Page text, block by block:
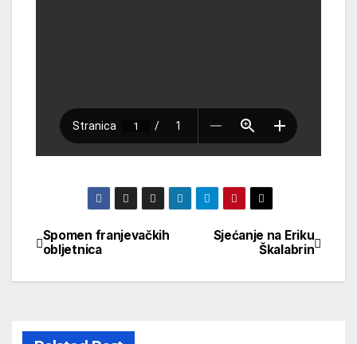
Navigacija
objava
Sjećanje na Eriku
Škalabrin
Spomen franjevačkih
obljetnica